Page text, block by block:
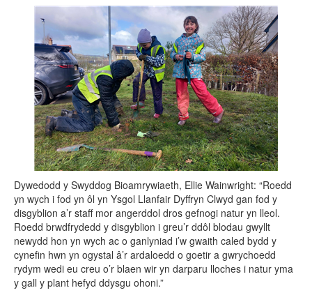
Dywedodd y Swyddog Bioamrywiaeth, Ellie Wainwright: “Roedd
yn wych i fod yn ôl yn Ysgol Llanfair Dyffryn Clwyd gan fod y
disgyblion a’r staff mor angerddol dros gefnogi natur yn lleol.
Roedd brwdfrydedd y disgyblion i greu’r ddôl blodau gwyllt
newydd hon yn wych ac o ganlyniad i’w gwaith caled bydd y
cynefin hwn yn ogystal â’r ardaloedd o goetir a gwrychoedd
rydym wedi eu creu o’r blaen wir yn darparu lloches i natur yma
y gall y plant hefyd ddysgu ohoni.”